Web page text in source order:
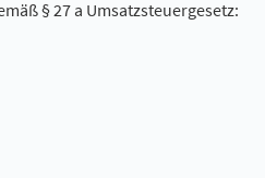
§ 27 a Umsatzsteuergesetz: